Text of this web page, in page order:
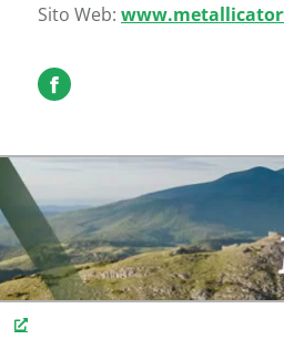
Sito Web:
profilo
Tortelli